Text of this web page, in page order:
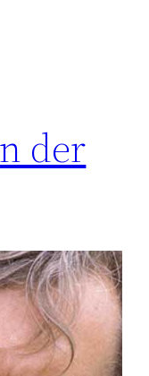
der